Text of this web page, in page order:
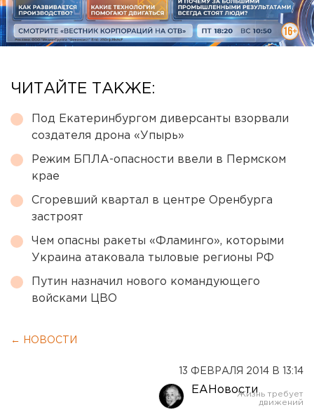
ЧИТАЙТЕ ТАКЖЕ:
Под Екатеринбургом диверсанты взорвали
создателя дрона «Упырь»
Режим БПЛА-опасности ввели в Пермском
крае
Сгоревший квартал в центре Оренбурга
застроят
Чем опасны ракеты «Фламинго», которыми
Украина атаковала тыловые регионы РФ
Путин назначил нового командующего
войсками ЦВО
← НОВОСТИ
13 ФЕВРАЛЯ 2014 В 13:14
ЕАНовости